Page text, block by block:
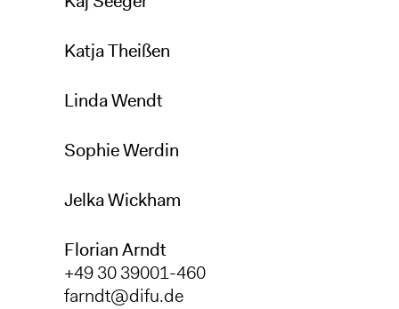
Katja Theißen
Linda Wendt
Sophie Werdin
Jelka Wickham
Florian Arndt
+49 30 39001-460
farndt@difu.de